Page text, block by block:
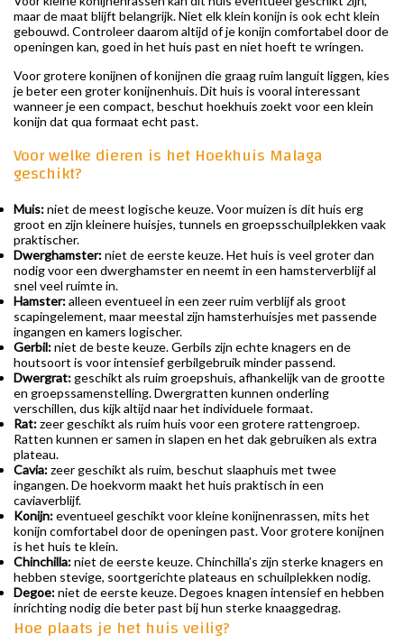
maar de maat blijft belangrijk. Niet elk klein konijn is ook echt klein
gebouwd. Controleer daarom altijd of je konijn comfortabel door de
openingen kan, goed in het huis past en niet hoeft te wringen.
Voor grotere konijnen of konijnen die graag ruim languit liggen, kies
je beter een groter konijnenhuis. Dit huis is vooral interessant
wanneer je een compact, beschut hoekhuis zoekt voor een klein
konijn dat qua formaat echt past.
Voor welke dieren is het Hoekhuis Malaga
geschikt?
Muis:niet de meest logische keuze. Voor muizen is dit huis erg
groot en zijn kleinere huisjes, tunnels en groepsschuilplekken vaak
praktischer.
Dwerghamster:niet de eerste keuze. Het huis is veel groter dan
nodig voor een dwerghamster en neemt in een hamsterverblijf al
snel veel ruimte in.
Hamster:alleen eventueel in een zeer ruim verblijf als groot
scapingelement, maar meestal zijn hamsterhuisjes met passende
ingangen en kamers logischer.
Gerbil:niet de beste keuze. Gerbils zijn echte knagers en de
houtsoort is voor intensief gerbilgebruik minder passend.
Dwergrat:geschikt als ruim groepshuis, afhankelijk van de grootte
en groepssamenstelling. Dwergratten kunnen onderling
verschillen, dus kijk altijd naar het individuele formaat.
Rat:zeer geschikt als ruim huis voor een grotere rattengroep.
Ratten kunnen er samen in slapen en het dak gebruiken als extra
plateau.
Cavia:zeer geschikt als ruim, beschut slaaphuis met twee
ingangen. De hoekvorm maakt het huis praktisch in een
caviaverblijf.
Konijn:eventueel geschikt voor kleine konijnenrassen, mits het
konijn comfortabel door de openingen past. Voor grotere konijnen
is het huis te klein.
Chinchilla:niet de eerste keuze. Chinchilla’s zijn sterke knagers en
hebben stevige, soortgerichte plateaus en schuilplekken nodig.
Degoe:niet de eerste keuze. Degoes knagen intensief en hebben
inrichting nodig die beter past bij hun sterke knaaggedrag.
Hoe plaats je het huis veilig?